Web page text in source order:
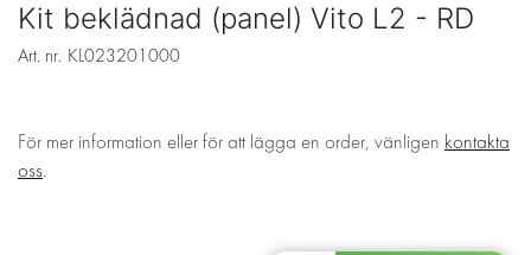
Kit beklädnad (panel) Vito L2 - RD
Art. nr. KL023201000
För mer information eller för att lägga en order, vänligen kontakta
oss.